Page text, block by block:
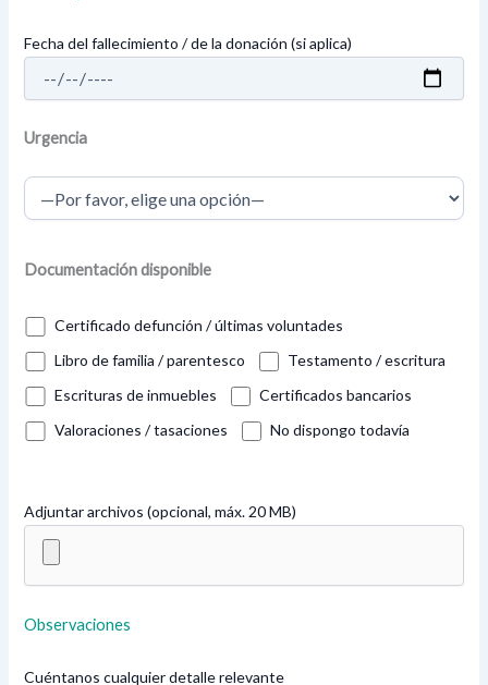
Fecha del fallecimiento / de la donación (si aplica)
Urgencia
Documentación disponible
Certificado defunción / últimas voluntades
Libro de familia / parentesco
Testamento / escritura
Escrituras de inmuebles
Certificados bancarios
Valoraciones / tasaciones
No dispongo todavía
Adjuntar archivos (opcional, máx. 20 MB)
Observaciones
Cuéntanos cualquier detalle relevante